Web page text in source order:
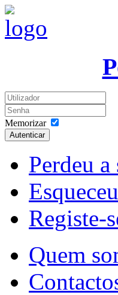
Memorizar
Autenticar
Perdeu a
Registe-
Quem